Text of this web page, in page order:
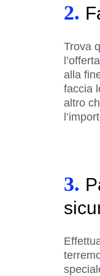
2.
Trova
alla
faccia
altro
3.